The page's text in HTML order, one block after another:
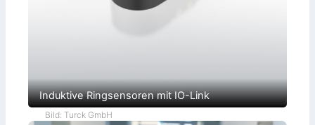
Induktive Ringsensoren mit IO-Link
Bild: Turck GmbH